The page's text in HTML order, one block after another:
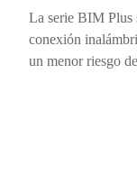
La serie BIM Plus
conexión
un menor riesgo